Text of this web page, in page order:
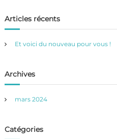
h
e
c
e
Articles récents
Et voici du nouveau pour vous !
Archives
mars 2024
Catégories